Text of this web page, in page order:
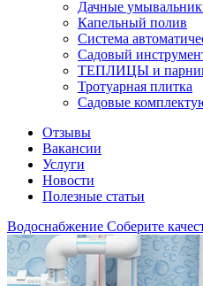
Дачные
Капельный полив
Система
Садовый
ТЕПЛИЦЫ и
Тротуарная плитка
Садовые
Отзывы
Вакансии
Услуги
Новости
Полезные статьи
Водоснабжение Соберите